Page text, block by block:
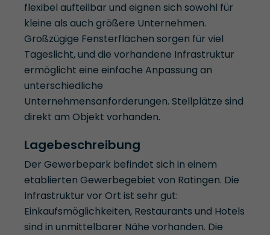
flexibel aufteilbar und eignen sich sowohl für
kleine als auch größere Unternehmen.
Großzügige Fensterflächen sorgen für viel
Tageslicht, und die vorhandene Infrastruktur
ermöglicht eine einfache Anpassung an
unterschiedliche
Unternehmensanforderungen. Stellplätze sind
direkt am Objekt vorhanden.
Lagebeschreibung
Der Gewerbepark befindet sich in einem
etablierten Gewerbegebiet von Ratingen. Die
Infrastruktur vor Ort ist sehr gut:
Einkaufsmöglichkeiten, Restaurants und Hotels
sind in unmittelbarer Nähe vorhanden. Die